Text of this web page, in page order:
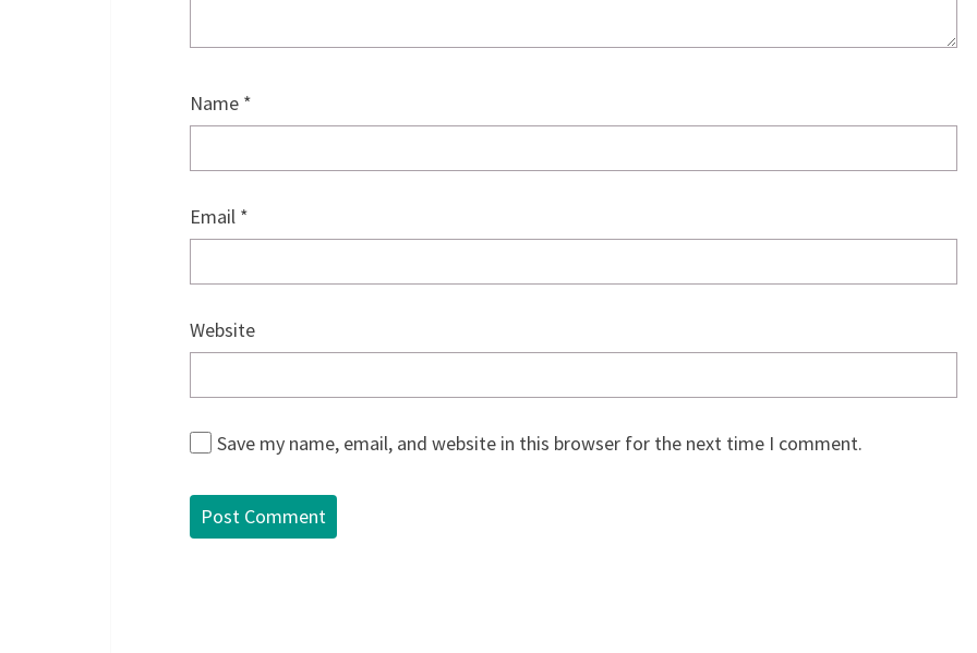
Name *
Email *
Website
Save my name, email, and website in this browser for the next time I comment.